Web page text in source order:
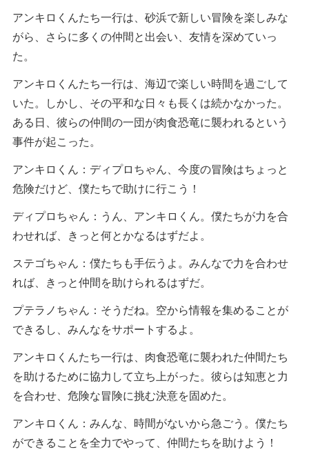
アンキロくんたち一行は、砂浜で新しい冒険を楽しみな
がら、さらに多くの仲間と出会い、友情を深めていっ
た。
アンキロくんたち一行は、海辺で楽しい時間を過ごして
いた。しかし、その平和な日々も長くは続かなかった。
ある日、彼らの仲間の一団が肉食恐竜に襲われるという
事件が起こった。
アンキロくん：ディプロちゃん、今度の冒険はちょっと
危険だけど、僕たちで助けに行こう！
ディプロちゃん：うん、アンキロくん。僕たちが力を合
わせれば、きっと何とかなるはずだよ。
ステゴちゃん：僕たちも手伝うよ。みんなで力を合わせ
れば、きっと仲間を助けられるはずだ。
プテラノちゃん：そうだね。空から情報を集めることが
できるし、みんなをサポートするよ。
アンキロくんたち一行は、肉食恐竜に襲われた仲間たち
を助けるために協力して立ち上がった。彼らは知恵と力
を合わせ、危険な冒険に挑む決意を固めた。
アンキロくん：みんな、時間がないから急ごう。僕たち
ができることを全力でやって、仲間たちを助けよう！